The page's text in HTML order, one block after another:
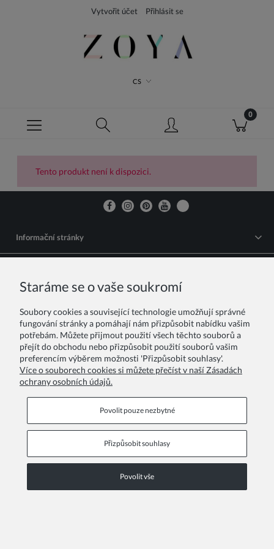
Vytvořit účet Přihlásit se
CS
Tento produkt není k dispozici.
Informační stránky
Zobrazit plnou verzi stránky
Sklep internetowy Shoper Premium
Staráme se o vaše soukromí
Soubory cookies a související technologie umožňují správné
fungování stránky a pomáhají nám přizpůsobit nabídku vašim
potřebám. Můžete přijmout použití všech těchto souborů a
přejít do obchodu nebo přizpůsobit použití souborů vašim
preferencím výběrem možnosti 'Přizpůsobit souhlasy'.
Více o souborech cookies si můžete přečíst v naší Zásadách
ochrany osobních údajů.
Povolit pouze nezbytné
Přizpůsobit souhlasy
Povolit vše